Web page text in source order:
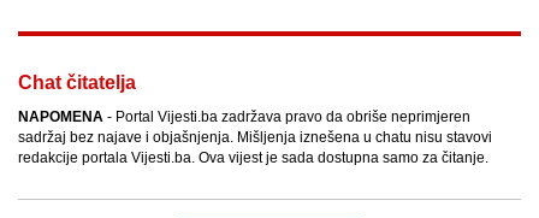
Chat čitatelja
NAPOMENA - Portal Vijesti.ba zadržava pravo da obriše neprimjeren
sadržaj bez najave i objašnjenja. Mišljenja iznešena u chatu nisu stavovi
redakcije portala Vijesti.ba. Ova vijest je sada dostupna samo za čitanje.